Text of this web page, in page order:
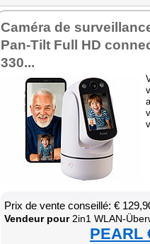
Caméra de
Pan-Tilt Full HD
330...
Prix de vente conseillé: €
Ven­deur pour2in1 WLAN-
PEARL